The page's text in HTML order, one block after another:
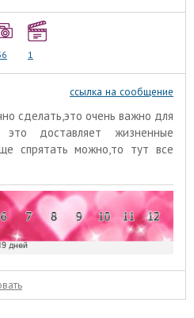
1
ссылка на сообщение
сделать,это очень важно для
это доставляет жизненные
спрятать можно,то тут все